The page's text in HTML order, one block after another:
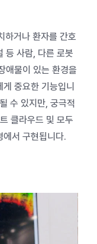
하거나 환자를 간호
등 사람, 다른 로봇
애물이 있는 환경을
중요한 기능입니
수 있지만, 궁극적
클라우드 및 모두
서 구현됩니다.